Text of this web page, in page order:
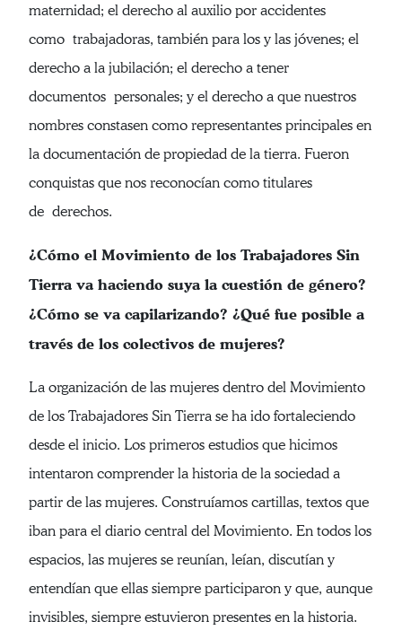
maternidad; el derecho al auxilio por accidentes
como trabajadoras, también para los y las jóvenes; el
derecho a la jubilación; el derecho a tener
documentos personales; y el derecho a que nuestros
nombres constasen como representantes principales en
la documentación de propiedad de la tierra. Fueron
conquistas que nos reconocían como titulares
de derechos.
¿Cómo el Movimiento de los Trabajadores Sin
Tierra va haciendo suya la cuestión de género?
¿Cómo se va capilarizando? ¿Qué fue posible a
través de los colectivos de mujeres?
La organización de las mujeres dentro del Movimiento
de los Trabajadores Sin Tierra se ha ido fortaleciendo
desde el inicio. Los primeros estudios que hicimos
intentaron comprender la historia de la sociedad a
partir de las mujeres. Construíamos cartillas, textos que
iban para el diario central del Movimiento. En todos los
espacios, las mujeres se reunían, leían, discutían y
entendían que ellas siempre participaron y que, aunque
invisibles, siempre estuvieron presentes en la historia.